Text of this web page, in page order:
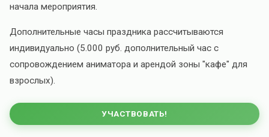
начала мероприятия.
Дополнительные часы праздника рассчитываются
индивидуально (5.000 руб. дополнительный час с
сопровождением аниматора и арендой зоны "кафе" для
взрослых).
УЧАСТВОВАТЬ!